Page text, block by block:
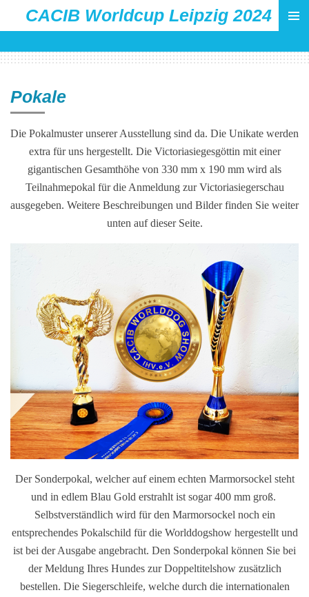
Zum
Hauptinhalt
springen
CACIB Worldcup Leipzig 2024
Pokale
Die Pokalmuster unserer Ausstellung sind da. Die Unikate werden
extra für uns hergestellt. Die Victoriasiegesgöttin mit einer
gigantischen Gesamthöhe von 330 mm x 190 mm wird als
Teilnahmepokal für die Anmeldung zur Victoriasiegerschau
ausgegeben. Weitere Beschreibungen und Bilder finden Sie weiter
unten auf dieser Seite.
Der Sonderpokal, welcher auf einem echten Marmorsockel steht
und in edlem Blau Gold erstrahlt ist sogar 400 mm groß.
Selbstverständlich wird für den Marmorsockel noch ein
entsprechendes Pokalschild für die Worlddogshow hergestellt und
ist bei der Ausgabe angebracht. Den Sonderpokal können Sie bei
der Meldung Ihres Hundes zur Doppeltitelshow zusätzlich
bestellen. Die Siegerschleife, welche durch die internationalen